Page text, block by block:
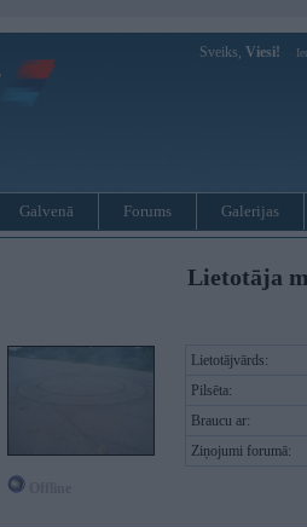
Sveiks, Viesi!
Galvenā Forums Galerijas
Lietotāja
Lietotājvārds:
Pilsēta:
Braucu ar:
Ziņojumi forumā: